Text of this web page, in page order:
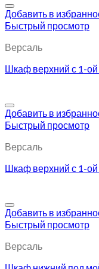
Добавить в
Быстрый просмотр
Версаль
Шкаф верхний с 1-
Добавить в
Быстрый просмотр
Версаль
Шкаф верхний с 1-
Добавить в
Быстрый просмотр
Версаль